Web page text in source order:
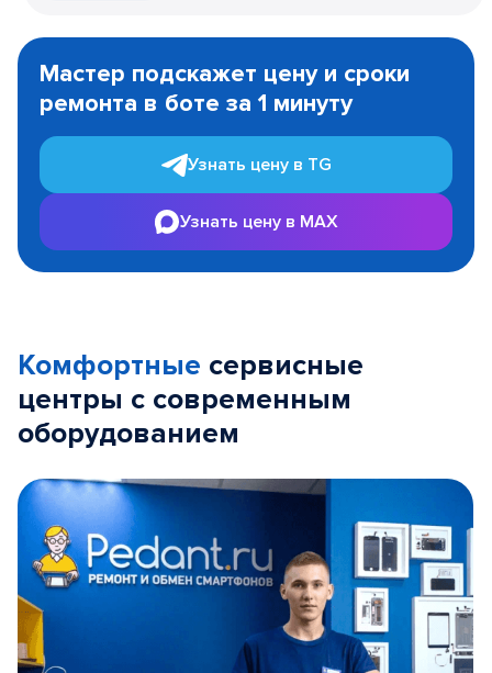
1
Мастер подскажет цену и сроки
ремонта в боте за 1 минуту
Узнать цену в TG
Узнать цену в MAX
Комфортные сервисные
центры с современным
оборудованием